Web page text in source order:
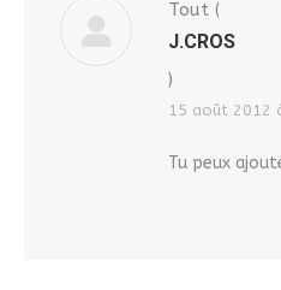
Tout (
J.CROS
)
15 août 2012
Tu peux